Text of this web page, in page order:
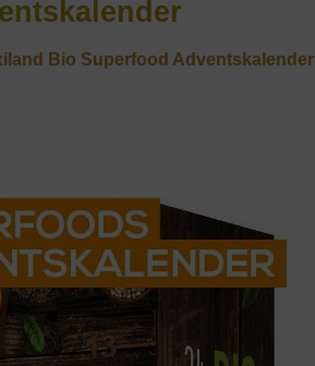
Bio Superfood Adventskalender